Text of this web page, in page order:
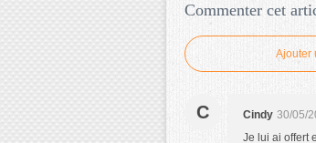
Commenter cet
Ajouter
C Cindy 30/05/
Je lui ai offert